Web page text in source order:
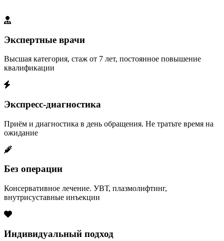
Экспертные врачи
Высшая категория, стаж от 7 лет, постоянное повышение
квалификации
Экспресс-диагностика
Приём и диагностика в день обращения. Не тратьте время на
ожидание
Без операции
Консервативное лечение. УВТ, плазмолифтинг,
внутрисуставные инъекции
Индивидуальный подход